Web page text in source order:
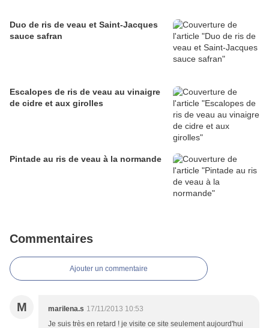
Duo de ris de veau et Saint-Jacques
sauce safran
Escalopes de ris de veau au vinaigre
de cidre et aux girolles
Pintade au ris de veau à la normande
Commentaires
Ajouter un commentaire
M marilena.s 17/11/2013 10:53
Je suis très en retard ! je visite ce site seulement aujourd'hui